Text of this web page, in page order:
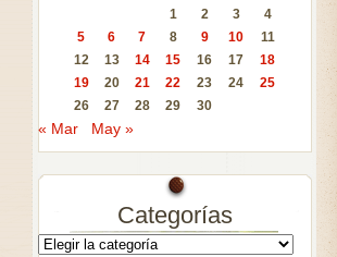
1
2 3
4
5
6 7 8 9 10
11
12
13 14 15 16 17
18
19
20 21 22 23 24
25
26
27 28 29 30
« Mar May »
Categorías